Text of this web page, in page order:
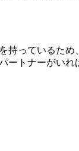
持っているた
ートナーがいれ